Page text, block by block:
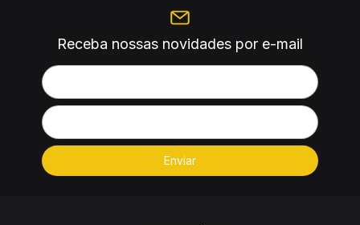
Receba nossas novidades por e-mail